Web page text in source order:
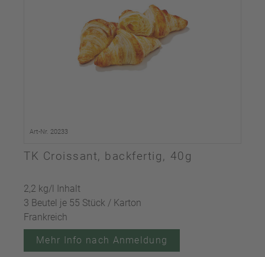
Art-Nr. 20233
TK Croissant, backfertig, 40g
2,2 kg/l Inhalt
3 Beutel je 55 Stück / Karton
Frankreich
Mehr Info nach Anmeldung